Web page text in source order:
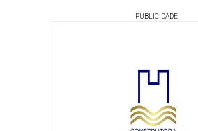
PUBLICIDADE